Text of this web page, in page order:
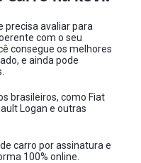
precisa avaliar para
com o seu
consegue os melhores
e ainda pode
brasileiros, como Fiat
Logan e outras
carro por assinatura e
100% online.